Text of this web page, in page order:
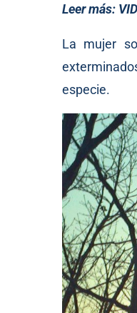
Leer más:
La mujer
especie.